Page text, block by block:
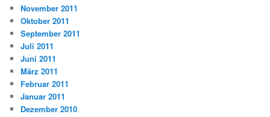
November 2011
Oktober 2011
September 2011
Juli 2011
Juni 2011
März 2011
Februar 2011
Januar 2011
Dezember 2010